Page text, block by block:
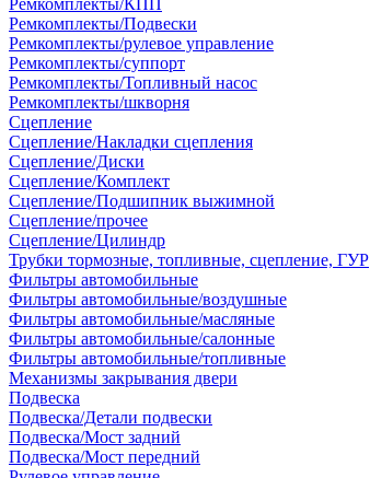
Ремкомплекты/КПП
Ремкомплекты/Подвески
Ремкомплекты/рулевое управление
Ремкомплекты/суппорт
Ремкомплекты/Топливный насос
Ремкомплекты/шкворня
Сцепление
Сцепление/Накладки сцепления
Сцепление/Диски
Сцепление/Комплект
Сцепление/Подшипник выжимной
Сцепление/прочее
Сцепление/Цилиндр
Трубки тормозные, топливные, сцепление, ГУР
Фильтры автомобильные
Фильтры автомобильные/воздушные
Фильтры автомобильные/масляные
Фильтры автомобильные/салонные
Фильтры автомобильные/топливные
Механизмы закрывания двери
Подвеска
Подвеска/Детали подвески
Подвеска/Мост задний
Подвеска/Мост передний